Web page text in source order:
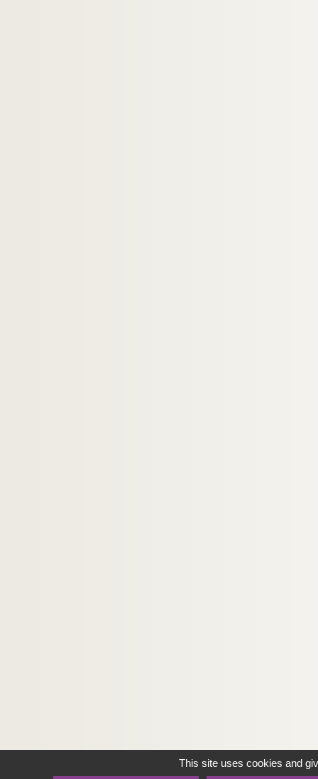
This site uses cookies and